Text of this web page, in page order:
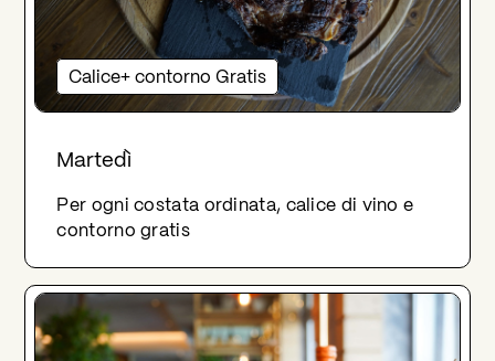
Calice+ contorno Gratis
Martedì
Per ogni costata ordinata, calice di vino e
contorno gratis